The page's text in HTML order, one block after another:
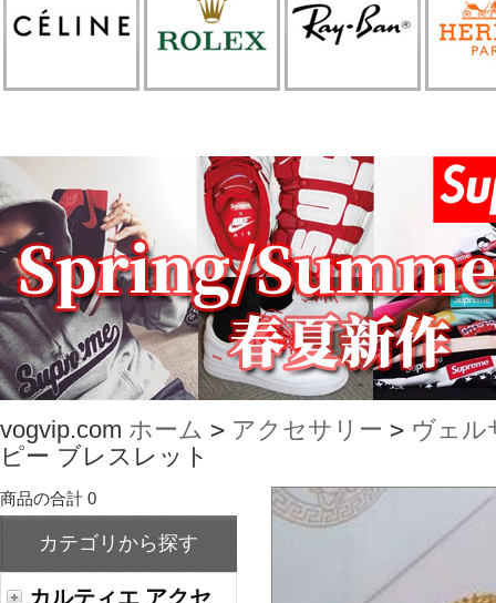
vogvip.com ホーム > アクセサリー > ヴェル
ピー ブレスレット
商品の合計 0
カテゴリから探す
カルティエ アクセ